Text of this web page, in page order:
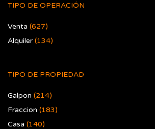
TIPO DE OPERACIÓN
Venta (627)
Alquiler (134)
TIPO DE PROPIEDAD
Galpon (214)
Fraccion (183)
Casa (140)